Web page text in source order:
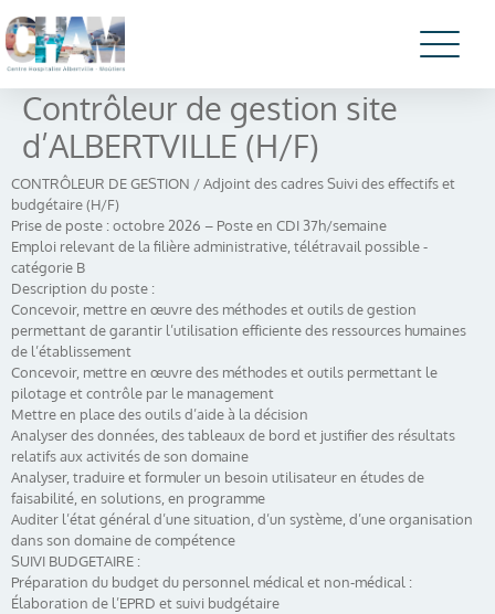
Contrôleur de gestion site
d’ALBERTVILLE (H/F)
CONTRÔLEUR DE GESTION / Adjoint des cadres Suivi des effectifs et
budgétaire (H/F)
Prise de poste : octobre 2026 – Poste en CDI 37h/semaine
Emploi relevant de la filière administrative, télétravail possible -
catégorie B
Description du poste :
Concevoir, mettre en œuvre des méthodes et outils de gestion
permettant de garantir l’utilisation efficiente des ressources humaines
de l’établissement
Concevoir, mettre en œuvre des méthodes et outils permettant le
pilotage et contrôle par le management
Mettre en place des outils d’aide à la décision
Analyser des données, des tableaux de bord et justifier des résultats
relatifs aux activités de son domaine
Analyser, traduire et formuler un besoin utilisateur en études de
faisabilité, en solutions, en programme
Auditer l’état général d’une situation, d’un système, d’une organisation
dans son domaine de compétence
SUIVI BUDGETAIRE :
Préparation du budget du personnel médical et non-médical :
Élaboration de l’EPRD et suivi budgétaire